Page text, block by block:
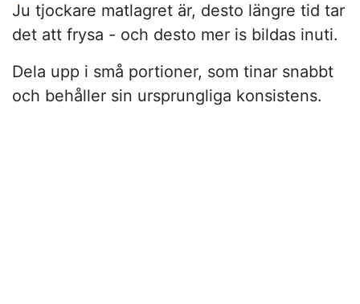
Ju tjockare matlagret är, desto längre tid tar
det att frysa - och desto mer is bildas inuti.
Dela upp i små portioner, som tinar snabbt
och behåller sin ursprungliga konsistens.